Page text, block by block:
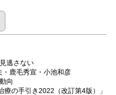
逃さない
鹿毛秀宣・小池和彦
向
の手引き2022（改訂第4版）」